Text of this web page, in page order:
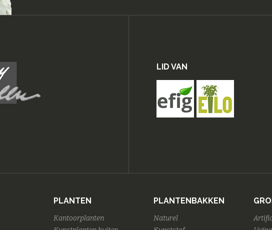
LID VAN
PLANTEN
Kantoorplanten
PLANTENBAKKEN
Naturel